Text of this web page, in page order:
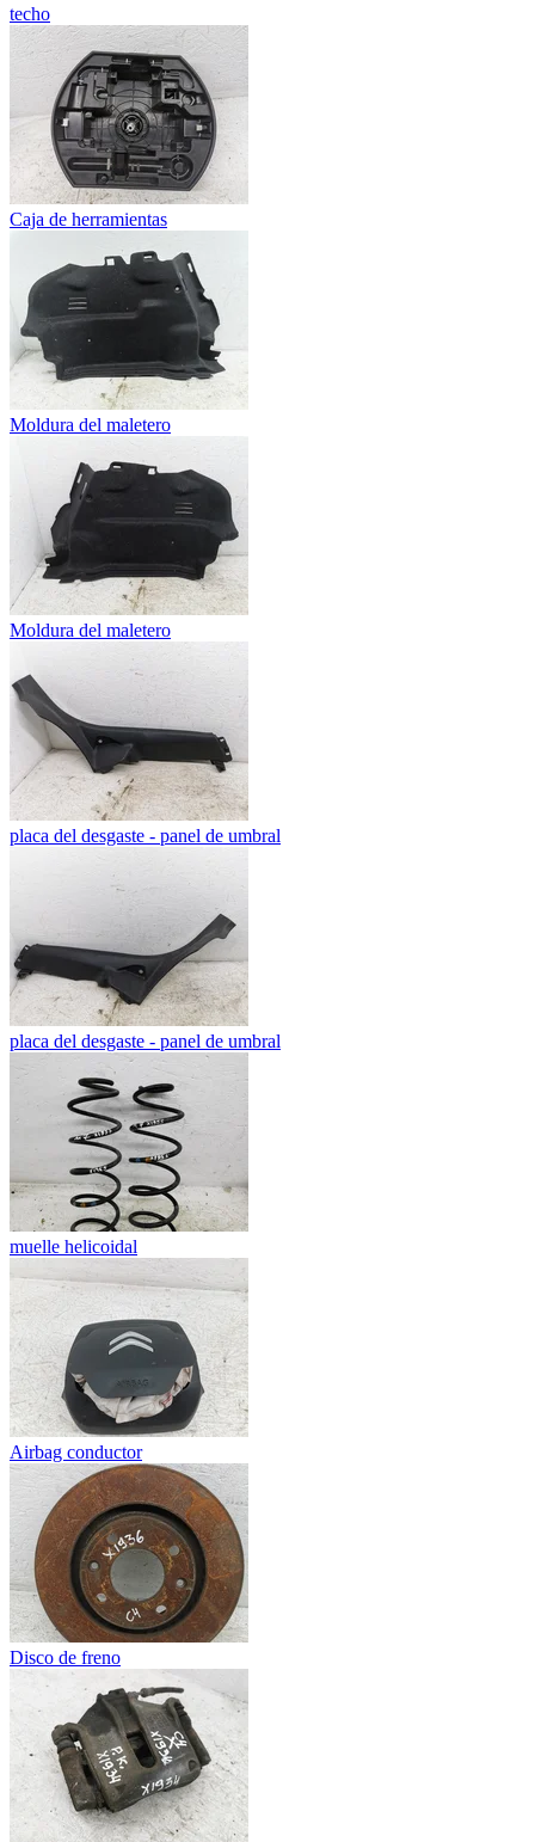
techo
Caja de herramientas
Moldura del maletero
Moldura del maletero
placa del desgaste - panel de umbral
placa del desgaste - panel de umbral
muelle helicoidal
Airbag conductor
Disco de freno